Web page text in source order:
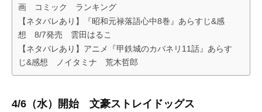
画 コミック ランキング
【ネタバレあり】『昭和元禄落語心中8巻』あらすじ&感
想 8/7発売 雲田はるこ
【ネタバレあり】アニメ『甲鉄城のカバネリ11話』あらす
じ&感想 ノイタミナ 荒木哲郎
4/6（水）開始 文豪ストレイドッグス